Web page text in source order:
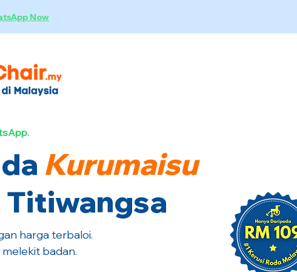
Now
Titiwangsa
harga terbaloi.
melekit badan.
Kurumaisu